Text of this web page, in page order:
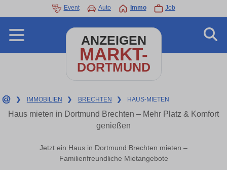
Event Auto Immo Job
ANZEIGEN
MARKT-
DORTMUND
❯ IMMOBILIEN ❯ BRECHTEN ❯ HAUS-MIETEN
Haus mieten in Dortmund Brechten – Mehr Platz & Komfort
genießen
Jetzt ein Haus in Dortmund Brechten mieten –
Familienfreundliche Mietangebote